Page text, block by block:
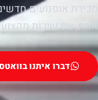
מכירת אופנועים
אחת, עם שירות מקצועי,
דברו איתנו